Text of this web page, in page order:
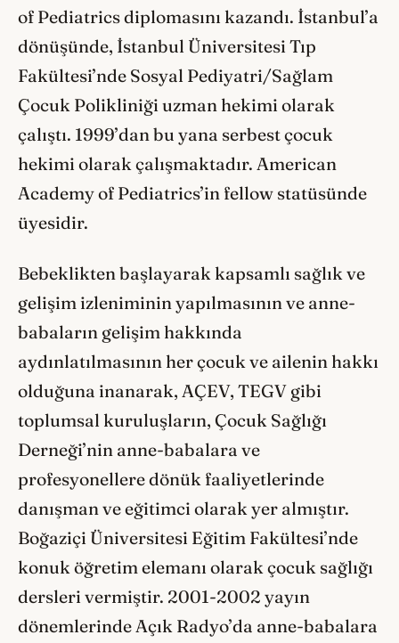
of Pediatrics diplomasını kazandı. İstanbul’a
dönüşünde, İstanbul Üniversitesi Tıp
Fakültesi’nde Sosyal Pediyatri/Sağlam
Çocuk Polikliniği uzman hekimi olarak
çalıştı. 1999’dan bu yana serbest çocuk
hekimi olarak çalışmaktadır. American
Academy of Pediatrics’in fellow statüsünde
üyesidir.
Bebeklikten başlayarak kapsamlı sağlık ve
gelişim izleniminin yapılmasının ve anne-
babaların gelişim hakkında
aydınlatılmasının her çocuk ve ailenin hakkı
olduğuna inanarak, AÇEV, TEGV gibi
toplumsal kuruluşların, Çocuk Sağlığı
Derneği’nin anne-babalara ve
profesyonellere dönük faaliyetlerinde
danışman ve eğitimci olarak yer almıştır.
Boğaziçi Üniversitesi Eğitim Fakültesi’nde
konuk öğretim elemanı olarak çocuk sağlığı
dersleri vermiştir. 2001-2002 yayın
dönemlerinde Açık Radyo’da anne-babalara